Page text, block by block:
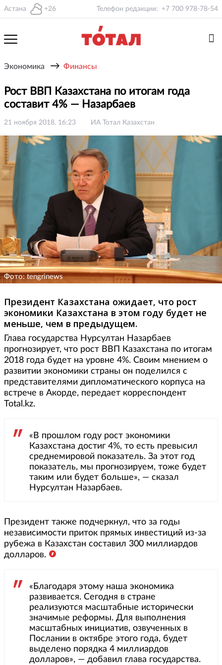
Астана +26 Телефон редакции: +7 700 978-78-54
Экономика → Финансы
Рост ВВП Казахстана по итогам года
составит 4% — Назарбаев
21 ноября 2018, 16:23 ИА Тотал Казахстан
Фото: tengrinews
Президент Казахстана ожидает, что рост
экономики Казахстана в этом году будет не
меньше, чем в предыдущем.
Глава государства Нурсултан Назарбаев
прогнозирует, что рост ВВП Казахстана по итогам
2018 года будет на уровне 4%. Своим мнением о
развитии экономики страны он поделился с
представителями дипломатического корпуса на
встрече в Акорде, передает корреспондент
Total.kz.
«В прошлом году рост экономики
Казахстана достиг 4%, то есть превысил
среднемировой показатель. За этот год
показатель, мы прогнозируем, тоже будет
таким или будет больше», — сказал
Нурсултан Назарбаев.
Президент также подчеркнул, что за годы
независимости приток прямых инвестиций из-за
рубежа в Казахстан составил 300 миллиардов
долларов.
«Благодаря этому наша экономика
развивается. Сегодня в стране
реализуются масштабные исторически
значимые реформы. Для выполнения
масштабных инициатив, озвученных в
Послании в октябре этого года, будет
выделено порядка 4 миллиардов
долларов», — добавил глава государства.